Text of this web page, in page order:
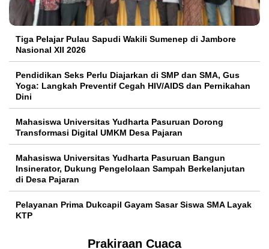
Tiga Pelajar Pulau Sapudi Wakili Sumenep di Jambore
Nasional XII 2026
Pendidikan Seks Perlu Diajarkan di SMP dan SMA, Gus
Yoga: Langkah Preventif Cegah HIV/AIDS dan Pernikahan
Dini
Mahasiswa Universitas Yudharta Pasuruan Dorong
Transformasi Digital UMKM Desa Pajaran
Mahasiswa Universitas Yudharta Pasuruan Bangun
Insinerator, Dukung Pengelolaan Sampah Berkelanjutan
di Desa Pajaran
Pelayanan Prima Dukcapil Gayam Sasar Siswa SMA Layak
KTP
Prakiraan Cuaca